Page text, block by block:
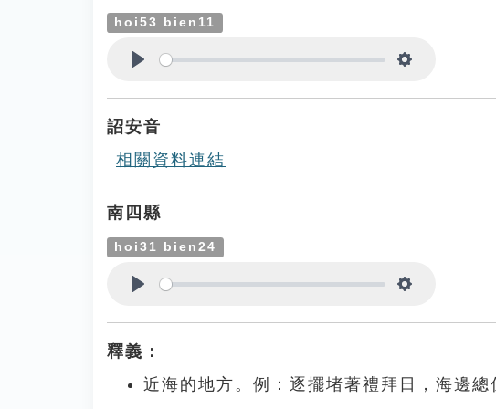
hoi53 bien11
詔安音
相關資料連結
南四縣
hoi31 bien24
釋義：
近海的地方。例：逐擺堵著禮拜日，海邊